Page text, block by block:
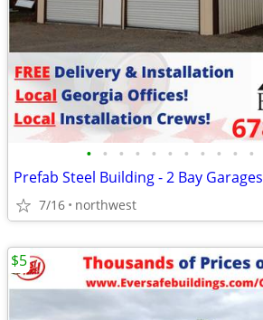
• • • • • • • • • • •
Prefab Steel Building - 2 Bay Garages
7/16 northwest
$5